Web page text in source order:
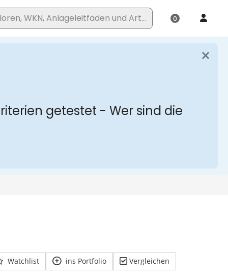
Watchlist ins Portfolio Vergleichen